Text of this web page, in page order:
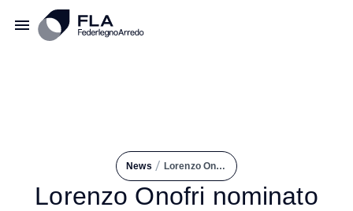
News / Lorenzo Onofri Nominato All’unanimità Nuovo Presidente FEP
Lorenzo Onofri nominato